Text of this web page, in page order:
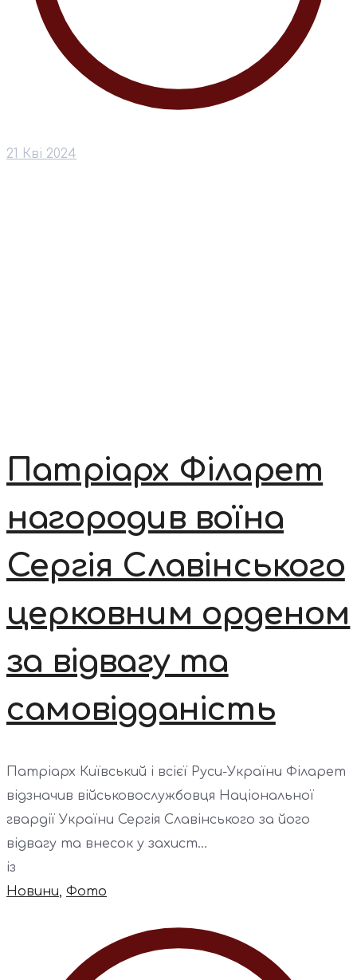
21 Кві 2024
Патріарх Філарет
нагородив воїна
Сергія Славінського
церковним орденом
за відвагу та
самовідданість
Патріарх Київський і всієї Руси-України Філарет
відзначив військовослужбовця Національної
гвардії України Сергія Славінського за його
відвагу та внесок у захист...
із
Новини, Фото